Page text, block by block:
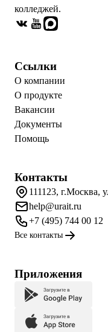
колледжей.
Ссылки
О компании
О продукте
Вакансии
Документы
Помощь
Контакты
111123, г.Москва,
help@urait.ru
+7 (495) 744 00 12
Все контакты
Приложения